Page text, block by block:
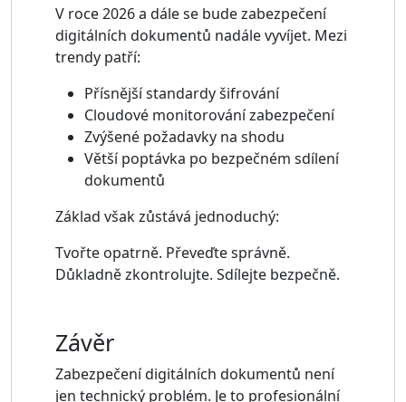
V roce 2026 a dále se bude zabezpečení
digitálních dokumentů nadále vyvíjet. Mezi
trendy patří:
Přísnější standardy šifrování
Cloudové monitorování zabezpečení
Zvýšené požadavky na shodu
Větší poptávka po bezpečném sdílení
dokumentů
Základ však zůstává jednoduchý:
Tvořte opatrně. Převeďte správně.
Důkladně zkontrolujte. Sdílejte bezpečně.
Závěr
Zabezpečení digitálních dokumentů není
jen technický problém. Je to profesionální